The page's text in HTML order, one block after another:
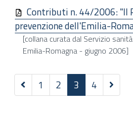
Contributi n. 44/2006: "Il
prevenzione dell'Emilia-
[collana curata dal Servizio
Emilia-Romagna - giugno 2006]
Precedenti
20
1 2 3 4
2